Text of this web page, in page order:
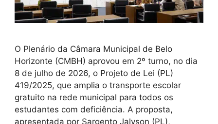
O Plenário da Câmara Municipal de Belo
Horizonte (CMBH) aprovou em 2º turno, no dia
8 de julho de 2026, o Projeto de Lei (PL)
419/2025, que amplia o transporte escolar
gratuito na rede municipal para todos os
estudantes com deficiência. A proposta,
apresentada por Sargento Jalyson (PL),